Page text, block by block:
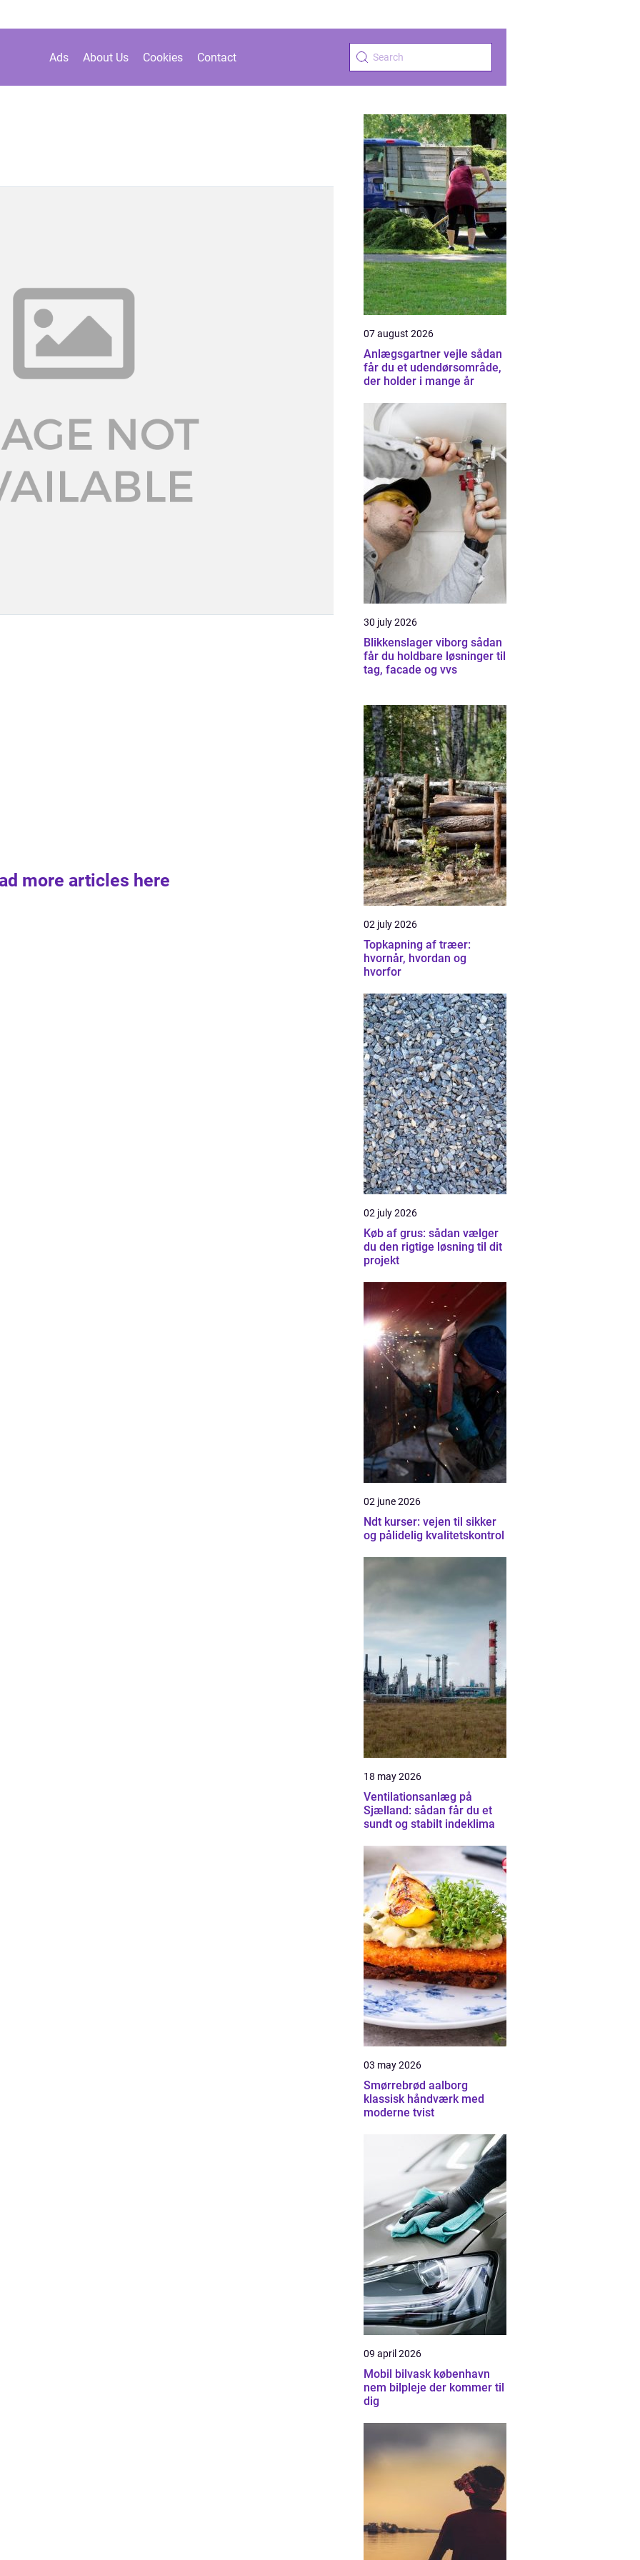
Ads About Us Cookies Contact
more articles here
07 august 2026
Anlægsgartner vejle sådan
får du et udendørsområde,
der holder i mange år
30 july 2026
Blikkenslager viborg sådan
får du holdbare løsninger til
tag, facade og vvs
02 july 2026
Topkapning af træer:
hvornår, hvordan og
hvorfor
02 july 2026
Køb af grus: sådan vælger
du den rigtige løsning til dit
projekt
02 june 2026
Ndt kurser: vejen til sikker
og pålidelig kvalitetskontrol
18 may 2026
Ventilationsanlæg på
Sjælland: sådan får du et
sundt og stabilt indeklima
03 may 2026
Smørrebrød aalborg
klassisk håndværk med
moderne tvist
09 april 2026
Mobil bilvask københavn
nem bilpleje der kommer til
dig